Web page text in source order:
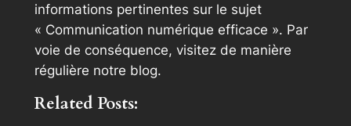
informations pertinentes sur le sujet
« Communication numérique efficace ». Par
voie de conséquence, visitez de manière
régulière notre blog.
Related Posts: